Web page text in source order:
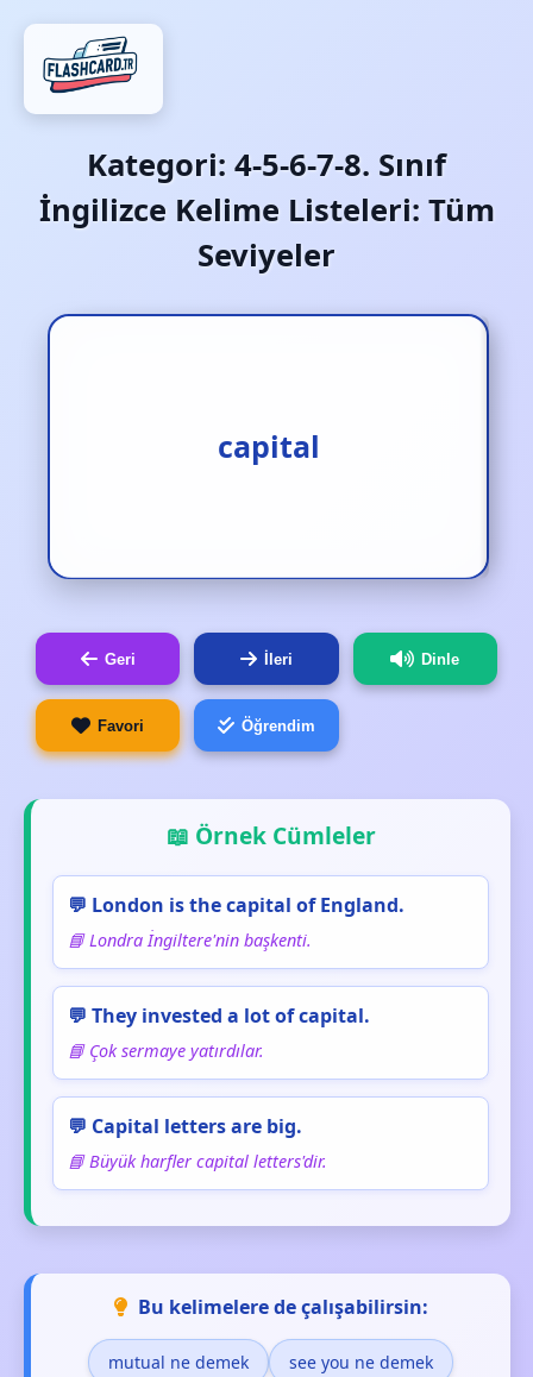
Kategori: 4-5-6-7-8. Sınıf
İngilizce Kelime Listeleri: Tüm
Seviyeler
capital
başkent
Geri İleri Dinle
Favori Öğrendim
📖 Örnek Cümleler
💬 London is the capital of England.
📘 Londra İngiltere'nin başkenti.
💬 They invested a lot of capital.
📘 Çok sermaye yatırdılar.
💬 Capital letters are big.
📘 Büyük harfler capital letters'dir.
Bu kelimelere de çalışabilirsin:
mutual ne demek see you ne demek